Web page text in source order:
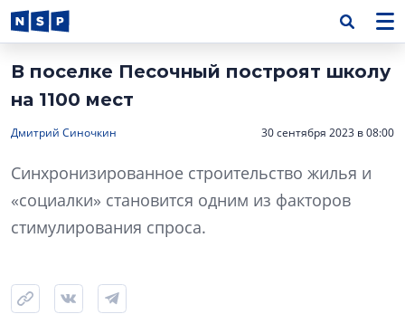
В поселке Песочный построят школу
на 1100 мест
Дмитрий Синочкин 30 сентября 2023 в 08:00
Синхронизированное строительство жилья и
«социалки» становится одним из факторов
стимулирования спроса.